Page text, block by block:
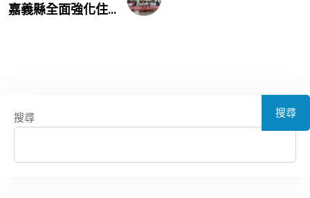
嘉義縣全面強化住...
搜尋 搜尋